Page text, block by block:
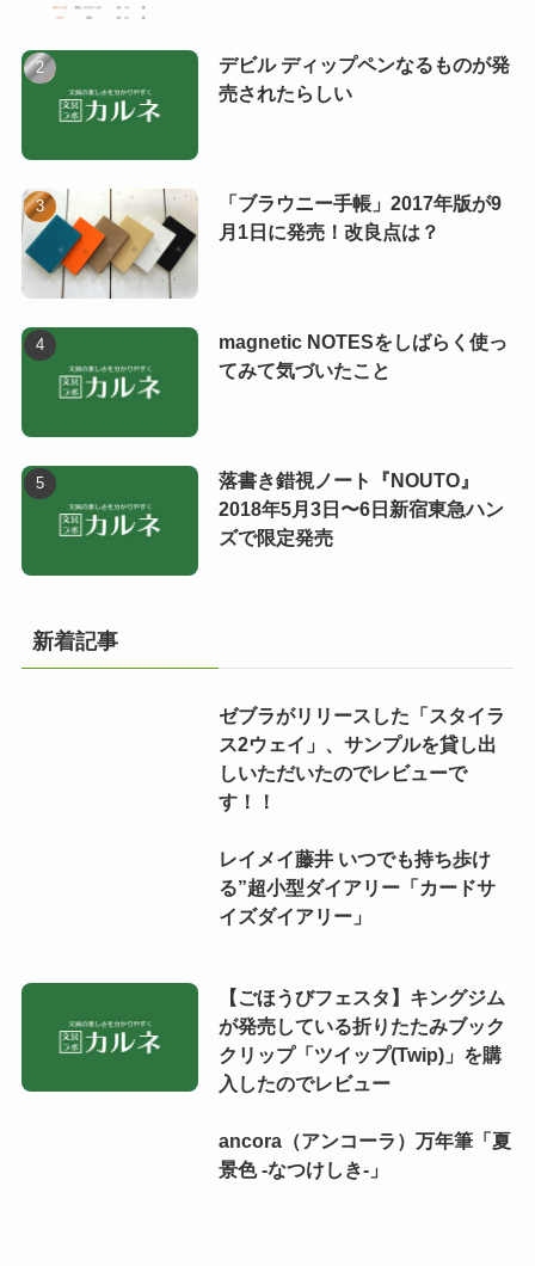
デビル ディップペンなるものが発
売されたらしい
「ブラウニー手帳」2017年版が9
月1日に発売！改良点は？
magnetic NOTESをしばらく使っ
てみて気づいたこと
落書き錯視ノート『NOUTO』
2018年5月3日〜6日新宿東急ハン
ズで限定発売
新着記事
ゼブラがリリースした「スタイラ
ス2ウェイ」、サンプルを貸し出
しいただいたのでレビューで
す！！
レイメイ藤井 いつでも持ち歩け
る”超小型ダイアリー「カードサ
イズダイアリー」
【ごほうびフェスタ】キングジム
が発売している折りたたみブック
クリップ「ツイップ(Twip)」を購
入したのでレビュー
ancora（アンコーラ）万年筆「夏
景色 -なつけしき-」